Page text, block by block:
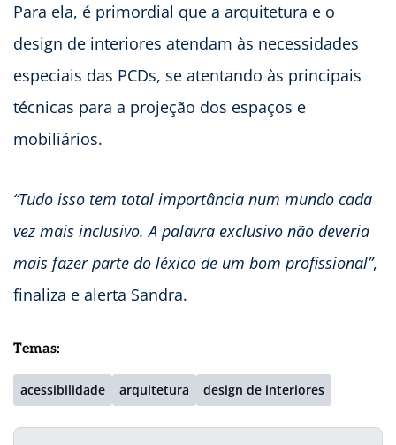
Para ela, é primordial que a arquitetura e o
design de interiores atendam às necessidades
especiais das PCDs, se atentando às principais
técnicas para a projeção dos espaços e
mobiliários.
“Tudo isso tem total importância num mundo cada
vez mais inclusivo. A palavra exclusivo não deveria
mais fazer parte do léxico de um bom profissional”,
finaliza e alerta Sandra.
Temas:
acessibilidade arquitetura design de interiores